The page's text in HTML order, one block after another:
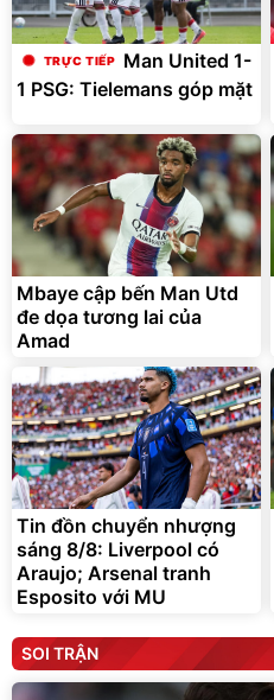
Man United 1-
1 PSG: Tielemans góp mặt
Mbaye cập bến Man Utd
đe dọa tương lai của
Amad
Tin đồn chuyển nhượng
sáng 8/8: Liverpool có
Araujo; Arsenal tranh
Esposito với MU
SOI TRẬN